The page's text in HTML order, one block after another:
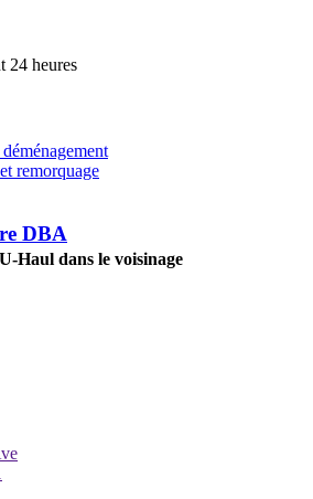
24 heures
remorquage
DBA
Haul dans le voisinage